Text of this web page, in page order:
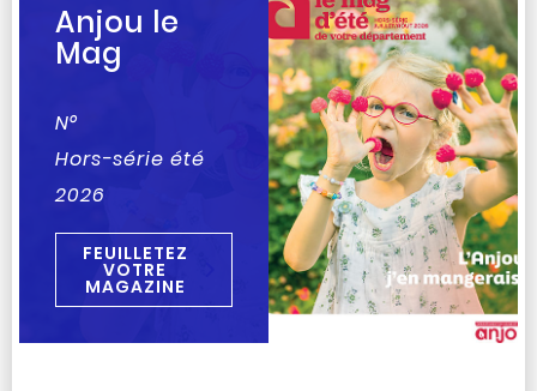
Anjou le
Mag
N°
Hors-série été
2026
FEUILLETEZ
VOTRE
MAGAZINE